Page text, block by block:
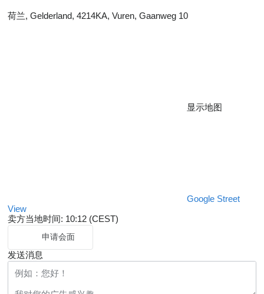
荷兰, Gelderland, 4214KA, Vuren, Gaanweg 10
显示地图
Google Street
View
卖方当地时间: 10:12 (CEST)
申请会面
发送消息